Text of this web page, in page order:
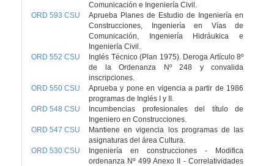
Comunicación e Ingeniería Civil.
ORD 593 CSU
Aprueba Planes de Estudio de Ingeniería en
Construcciones, Ingeniería en Vías de
Comunicación, Ingeniería Hidráukica e
Ingeniería Civil.
ORD 552 CSU
Inglés Técnico (Plan 1975). Deroga Artículo 8º
de la Ordenanza Nº 248 y convalida
inscripciones.
ORD 550 CSU
Aprueba y pone en vigencia a partir de 1986
programas de Inglés I y II.
ORD 548 CSU
Incumbencias profesionales del título de
Ingeniero en Construcciones.
ORD 547 CSU
Mantiene en vigencia los programas de las
asignaturas del área Cultura.
ORD 530 CSU
Ingeniería en construcciones - Modifica
ordenanza Nº 499 Anexo II - Correlatividades